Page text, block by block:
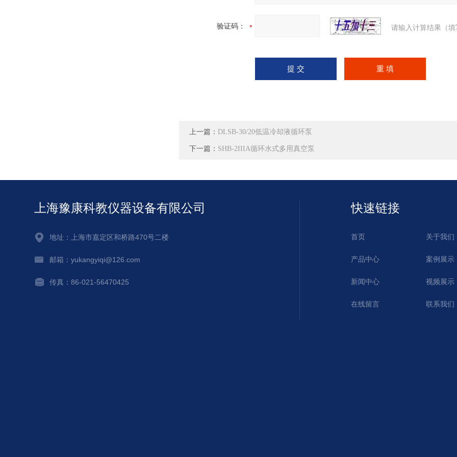
验证码： 请输入计算结果（
上一篇： DLSB-30/20低温冷却液循环泵
下一篇： SHB-2IIIA循环水式多用真空泵
上海豫康科教仪器设备有限公司
地址：上海市嘉定区和桥路470号二楼
邮箱：yukangyiqi@126.com
传真：86-021-56470425
快速链接
首页 关于我们
产品中心 案例展示
新闻中心 视频展示
在线留言 联系我们